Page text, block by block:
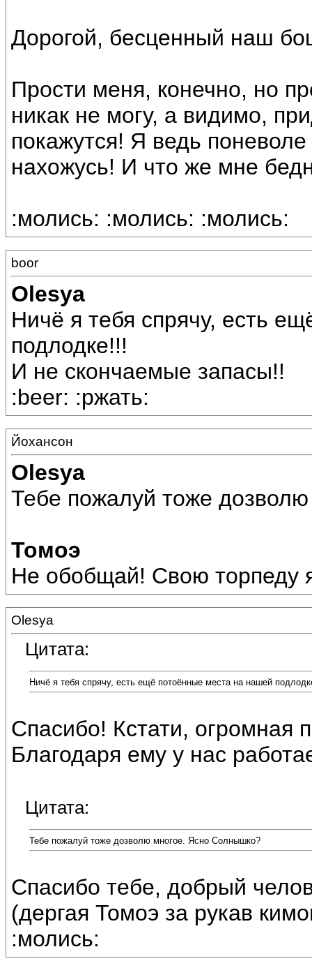
Дорогой, бесценный наш
Прости меня, конечно, но
никак не могу, а видимо,
покажутся! Я ведь
нахожусь! И что же мне
:молись: :молись: :молись:
boor
Olesya
Ничё я тебя спрячу, есть
подлодке!!!
И не скончаемые запасы!!
:beer: :ржать:
Йохансон
Olesya
Тебе пожалуй тоже
Томоэ
Не обобщай! Свою торпеду
Olesya
Цитата:
Ничё я тебя спрячу, есть ещё потоённые места на нашей
Спасибо! Кстати, огромная
Благодаря ему у нас
Цитата:
Тебе пожалуй тоже дозволю многое. Ясно Солнышко?
Спасибо тебе, добрый
(дергая Томоэ за рукав
:молись: